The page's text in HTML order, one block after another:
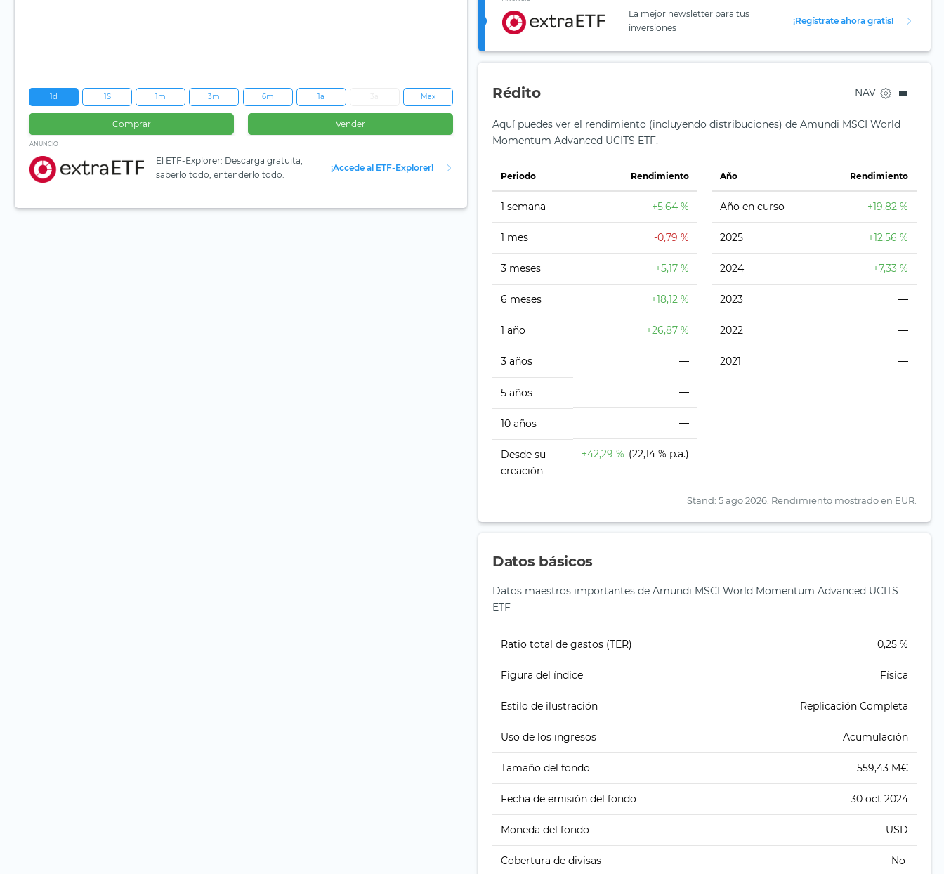
1d 1S 1m 3m 6m 1a Max
Comprar Vender
ANUNCIO
El ETF-Explorer: Descarga gratuita,
saberlo todo, entenderlo todo.
¡Accede al ETF-Explorer!
La mejor newsletter para tus
inversiones
¡Regístrate ahora gratis!
Rédito NAV
Aquí puedes ver el rendimiento (incluyendo distribuciones) de Amundi MSCI World
Momentum Advanced UCITS ETF.
Periodo Rendimiento
1 semana +5,64 %
1 mes -0,79 %
3 meses +5,17 %
6 meses +18,12 %
1 año +26,87 %
3 años —
5 años —
10 años —
Desde su
creación
+42,29 % (22,14 % p.a.)
Año Rendimiento
Año en curso +19,82 %
2025 +12,56 %
2024 +7,33 %
2023 —
2022 —
2021 —
Stand: 5 ago 2026. Rendimiento mostrado en EUR.
Datos básicos
Datos maestros importantes de Amundi MSCI World Momentum Advanced UCITS
ETF
Ratio total de gastos (TER) 0,25 %
Figura del índice Física
Estilo de ilustración Replicación Completa
Uso de los ingresos Acumulación
Tamaño del fondo 559,43 M€
Fecha de emisión del fondo 30 oct 2024
Moneda del fondo USD
Cobertura de divisas No